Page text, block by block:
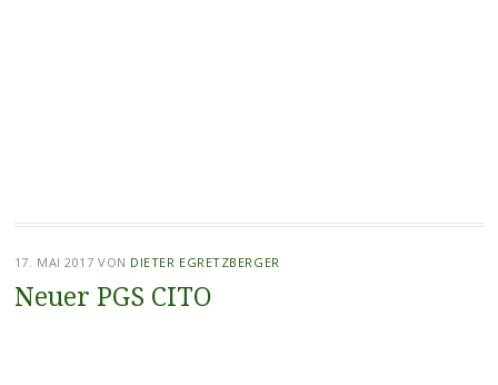
17. MAI 2017 VON DIETER EGRETZBERGER
Neuer PGS CITO